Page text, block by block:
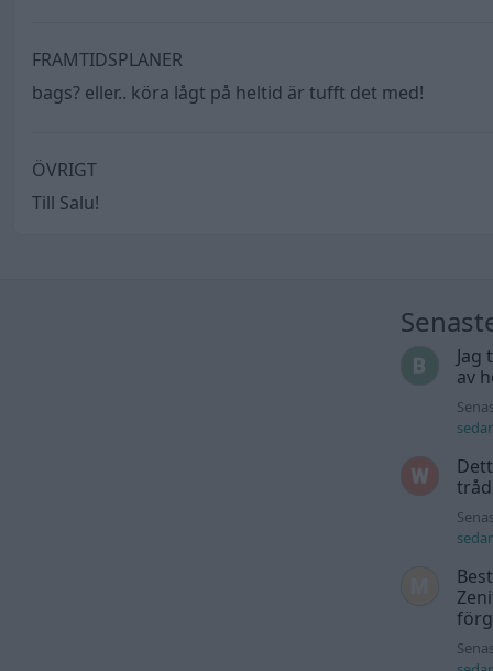
FRAMTIDSPLANER
bags? eller.. köra lågt på heltid är tufft det med!
ÖVRIGT
Till Salu!
av